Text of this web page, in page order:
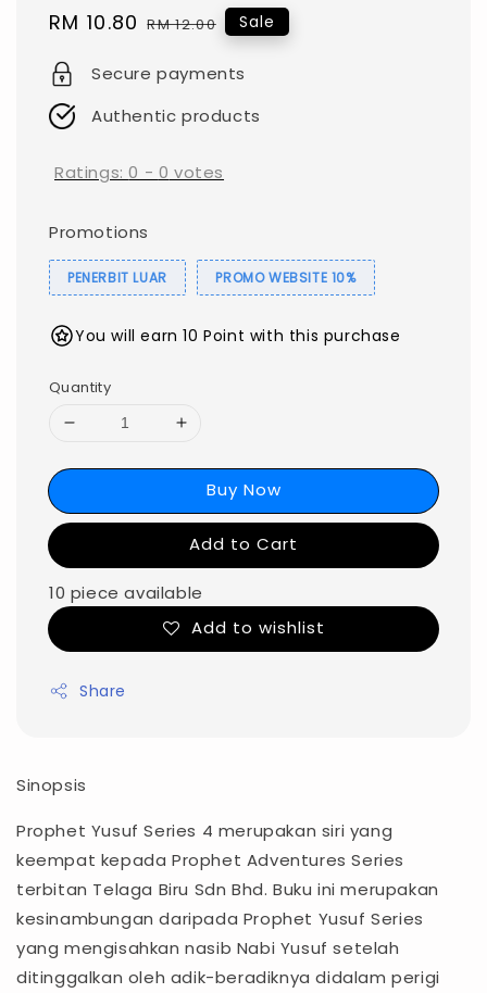
Sale
RM 10.80 Regular
RM 12.00 Sale
Secure payments
Authentic products
Ratings:0 - 0 votes
Promotions
PENERBIT LUAR PROMO WEBSITE 10%
You will earn 10 Point with this purchase
Quantity
Buy Now
Add to Cart
10 piece available
Add to wishlist
Share
Sinopsis
Prophet Yusuf Series 4 merupakan siri yang
keempat kepada Prophet Adventures Series
terbitan Telaga Biru Sdn Bhd. Buku ini merupakan
kesinambungan daripada Prophet Yusuf Series
yang mengisahkan nasib Nabi Yusuf setelah
ditinggalkan oleh adik-beradiknya didalam perigi